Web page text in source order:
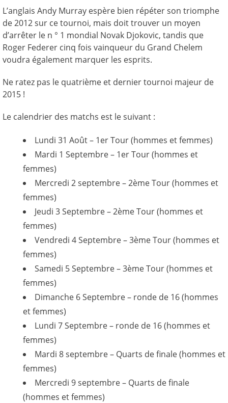
L’anglais Andy Murray espère bien répéter son triomphe
de 2012 sur ce tournoi, mais doit trouver un moyen
d’arrêter le n ° 1 mondial Novak Djokovic, tandis que
Roger Federer cinq fois vainqueur du Grand Chelem
voudra également marquer les esprits.
Ne ratez pas le quatrième et dernier tournoi majeur de
2015 !
Le calendrier des matchs est le suivant :
Lundi 31 Août – 1er Tour (hommes et femmes)
Mardi 1 Septembre – 1er Tour (hommes et
femmes)
Mercredi 2 septembre – 2ème Tour (hommes et
femmes)
Jeudi 3 Septembre – 2ème Tour (hommes et
femmes)
Vendredi 4 Septembre – 3ème Tour (hommes et
femmes)
Samedi 5 Septembre – 3ème Tour (hommes et
femmes)
Dimanche 6 Septembre – ronde de 16 (hommes
et femmes)
Lundi 7 Septembre – ronde de 16 (hommes et
femmes)
Mardi 8 septembre – Quarts de finale (hommes et
femmes)
Mercredi 9 septembre – Quarts de finale
(hommes et femmes)